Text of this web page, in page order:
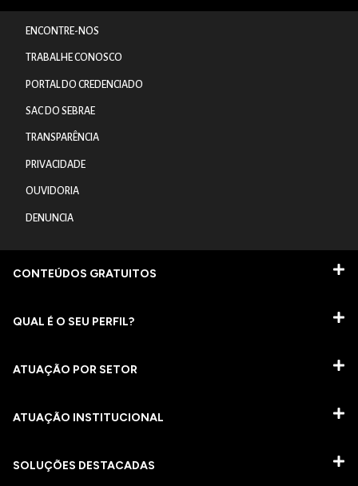
ENCONTRE-NOS
TRABALHE CONOSCO
PORTAL DO CREDENCIADO
SAC DO SEBRAE
TRANSPARÊNCIA
PRIVACIDADE
OUVIDORIA
DENUNCIA
CONTEÚDOS GRATUITOS
QUAL É O SEU PERFIL?
ATUAÇÃO POR SETOR
ATUAÇÃO INSTITUCIONAL
SOLUÇÕES DESTACADAS